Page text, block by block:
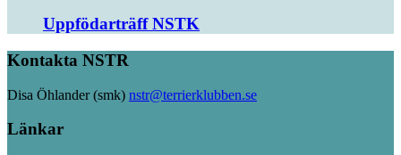
Uppfödarträff NSTK
Kontakta NSTR
Disa Öhlander (smk) nstr@terrierklubben.se
Länkar